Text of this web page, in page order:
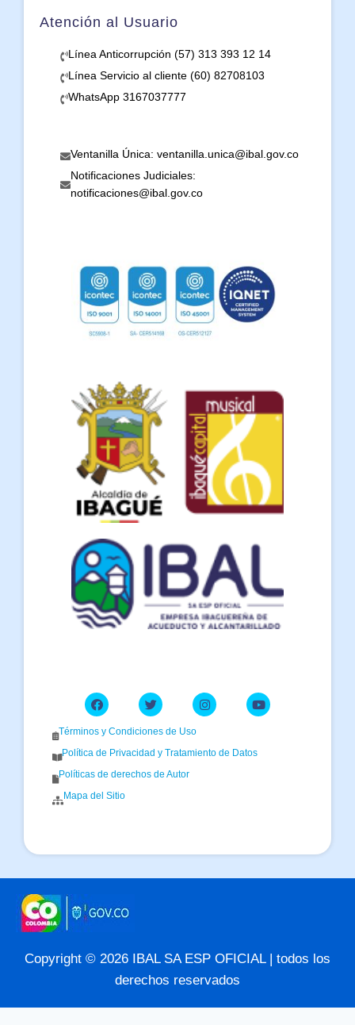
Atención al Usuario
Línea Anticorrupción (57) 313 393 12 14
Línea Servicio al cliente (60) 82708103
WhatsApp 3167037777
Ventanilla Única: ventanilla.unica@ibal.gov.co
Notificaciones Judiciales:
notificaciones@ibal.gov.co
Términos y Condiciones de Uso
Política de Privacidad y Tratamiento de Datos
Políticas de derechos de Autor
Mapa del Sitio
Copyright © 2026 IBAL SA ESP OFICIAL | todos los
derechos reservados